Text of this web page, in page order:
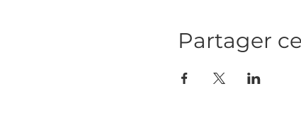
Partager